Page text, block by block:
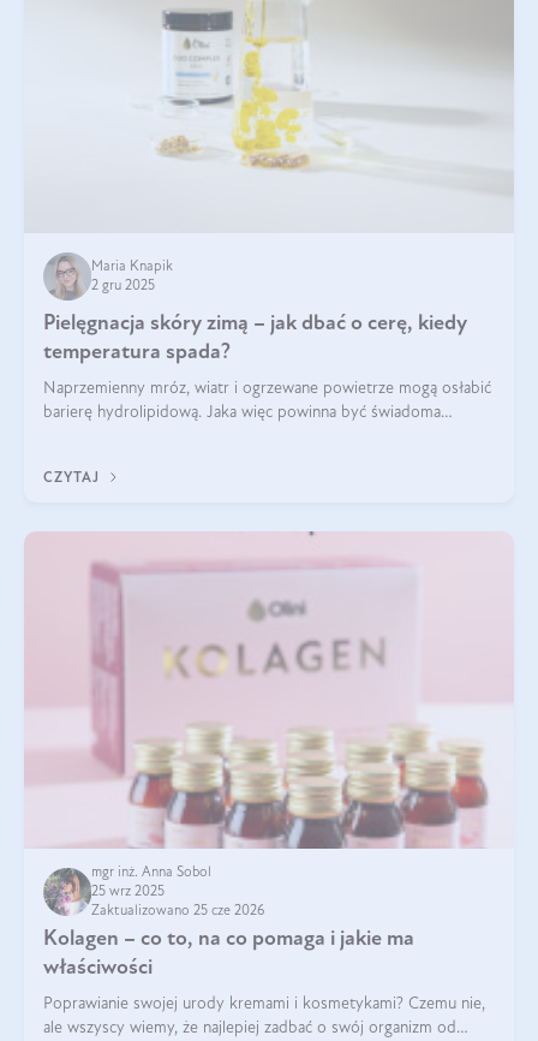
Maria Knapik
2 gru 2025
Pielęgnacja skóry zimą – jak dbać o cerę, kiedy
temperatura spada?
Naprzemienny mróz, wiatr i ogrzewane powietrze mogą osłabić
barierę hydrolipidową. Jaka więc powinna być świadoma
CZYTAJ
mgr inż. Anna Sobol
25 wrz 2025
Zaktualizowano 25 cze 2026
Kolagen – co to, na co pomaga i jakie ma
właściwości
Poprawianie swojej urody kremami i kosmetykami? Czemu nie,
ale wszyscy wiemy, że najlepiej zadbać o swój organizm od